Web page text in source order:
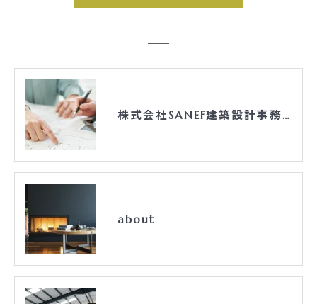
個人情報の開示･訂正･削除・利用停止の具体的手続
株式会社SANEF建築設計事務所
about